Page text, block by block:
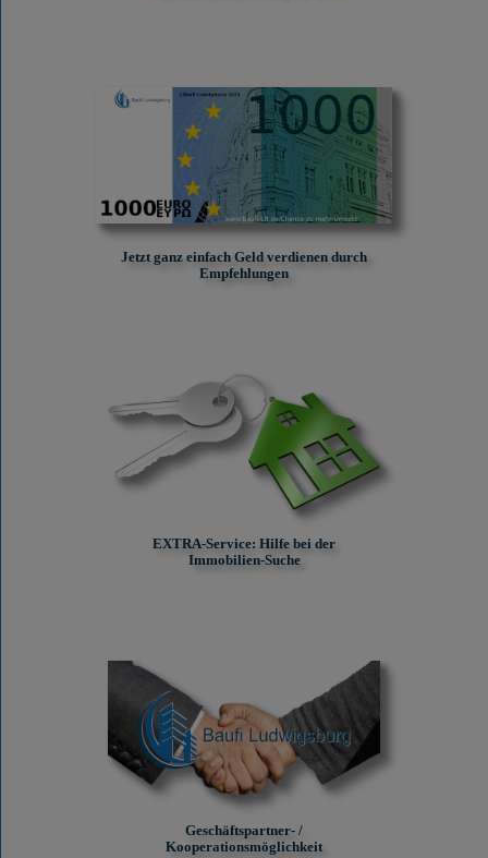
Jetzt ganz einfach Geld verdienen durch
Empfehlungen
EXTRA-Service: Hilfe bei der
Immobilien-Suche
Geschäftspartner- /
Kooperationsmöglichkeit